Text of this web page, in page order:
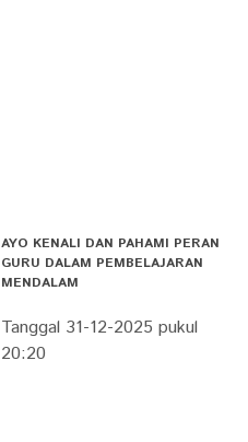
AYO KENALI DAN PAHAMI PERAN
GURU DALAM PEMBELAJARAN
MENDALAM
Tanggal 31-12-2025 pukul
20:20